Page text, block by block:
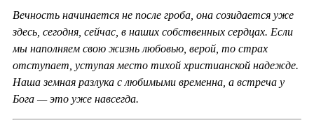
Вечность начинается не после гроба, она созидается уже
здесь, сегодня, сейчас, в наших собственных сердцах. Если
мы наполняем свою жизнь любовью, верой, то страх
отступает, уступая место тихой христианской надежде.
Наша земная разлука с любимыми временна, а встреча у
Бога — это уже навсегда.